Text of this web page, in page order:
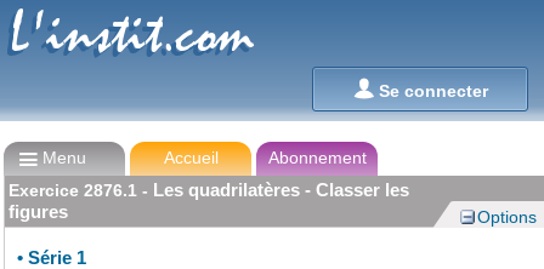
Se connecter
L'instit.com
L'instit.com
Menu Accueil
Abonnement
Exercice 2876.1 - Les quadrilatères - Classer les
figures
Options
• Série 1